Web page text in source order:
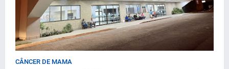
CÂNCER DE MAMA